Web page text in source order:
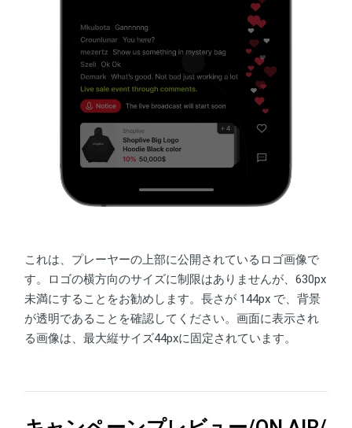
これは、プレーヤーの上部に公開されているロゴ画像で
す。ロゴの横方向のサイズに制限はありませんが、630px
未満にすることをお勧めします。長さが 144px で、背景
が透明であることを確認してください。画面に表示され
る画像は、最大縦サイズ44pxに固定されています。